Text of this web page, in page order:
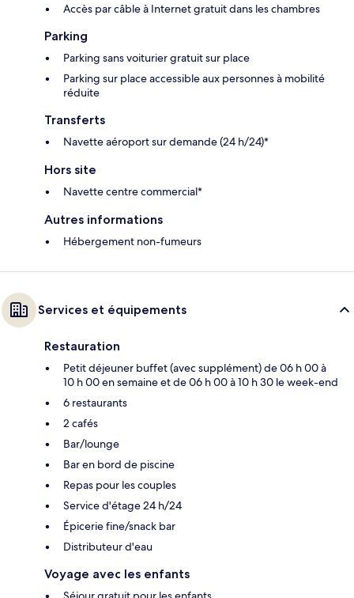
Accès par câble à Internet gratuit dans les chambres
Parking
Parking sans voiturier gratuit sur place
Parking sur place accessible aux personnes à mobilité
réduite
Transferts
Navette aéroport sur demande (24 h/24)*
Hors site
Navette centre commercial*
Autres informations
Hébergement non-fumeurs
Services et équipements
Restauration
Petit déjeuner buffet (avec supplément) de 06 h 00 à
10 h 00 en semaine et de 06 h 00 à 10 h 30 le week-end
6 restaurants
2 cafés
Bar/lounge
Bar en bord de piscine
Repas pour les couples
Service d'étage 24 h/24
Épicerie fine/snack bar
Distributeur d'eau
Voyage avec les enfants